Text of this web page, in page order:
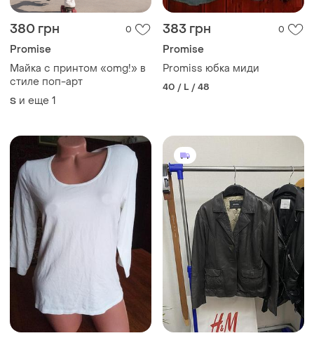
380 грн 0
Promise
Майка с принтом «omg!» в
стиле поп-арт
S и еще 1
383 грн 0
Promise
Promiss юбка миди
40 / L / 48